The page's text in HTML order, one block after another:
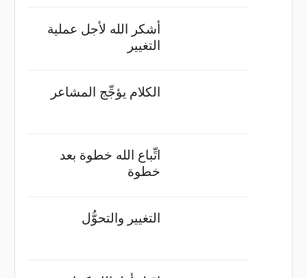
أشكر الله لأجل عملية
التغيير
الكلام يؤجِّج المشاعر
اتِّباع الله خطوة بعد
خطوة
التغيير والتحوُّل